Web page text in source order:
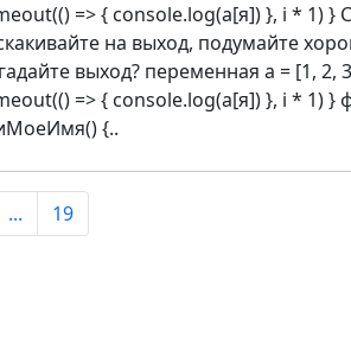
=> { console.log(а[я]) }, i * 1) }
на выход, подумайте
выход? переменная а = [1, 2,
=> { console.log(а[я]) }, i * 1) }
{..
... 19